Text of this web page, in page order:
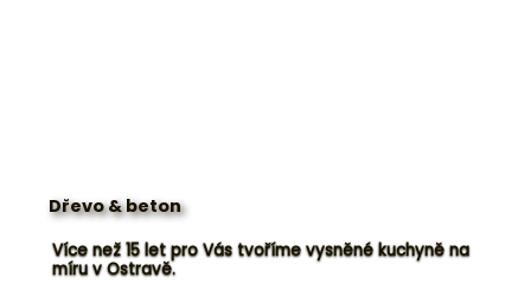
Dřevo & beton
Více než 15 let pro Vás tvoříme vysněné kuchyně na
míru v Ostravě.